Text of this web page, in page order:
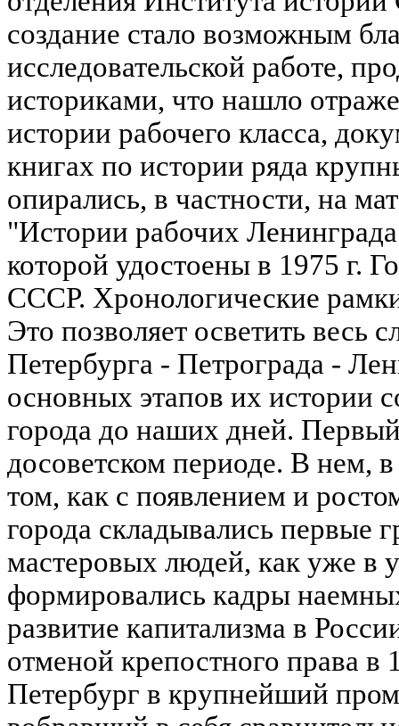
создание стало возможным
исследовательской работе,
историками, что нашло
истории рабочего класса,
книгах по истории ряда
опирались, в частности, на
"Истории рабочих
которой удостоены в 1975 г.
СССР. Хронологические
Это позволяет осветить весь
Петербурга - Петрограда -
основных этапов их истории
города до наших дней. Первый
досоветском периоде. В нем,
том, как с появлением и
города складывались первые
мастеровых людей, как уже в
формировались кадры
развитие капитализма в
отменой крепостного права в
Петербург в крупнейший